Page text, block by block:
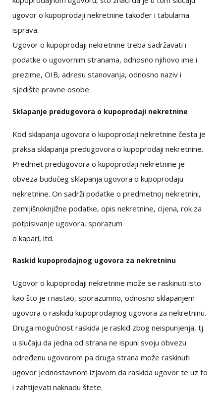
ugovor o kupoprodaji nekretnine također i tabularna
isprava.
Ugovor o kupoprodaji nekretnine treba sadržavati i
podatke o ugovornim stranama, odnosno njihovo ime i
prezime, OIB, adresu stanovanja, odnosno naziv i
sjedište pravne osobe.
Sklapanje predugovora o kupoprodaji nekretnine
Kod sklapanja ugovora o kupoprodaji nekretnine česta je
praksa sklapanja predugovora o kupoprodaji nekretnine.
Predmet predugovora o kupoprodaji nekretnine je
obveza budućeg sklapanja ugovora o kupoprodaju
nekretnine. On sadrži podatke o predmetnoj nekretnini,
zemljišnoknjižne podatke, opis nekretnine, cijena, rok za
potpisivanje ugovora, sporazum
o kapari, itd.
Raskid kupoprodajnog ugovora za nekretninu
Ugovor o kupoprodaji nekretnine može se raskinuti isto
kao što je i nastao, sporazumno, odnosno sklapanjem
ugovora o raskidu kupoprodajnog ugovora za nekretninu.
Druga mogućnost raskida je raskid zbog neispunjenja, tj.
u slučaju da jedna od strana ne ispuni svoju obvezu
određenu ugovorom pa druga strana može raskinuti
ugovor jednostavnom izjavom da raskida ugovor te uz to
i zahtijevati naknadu štete.